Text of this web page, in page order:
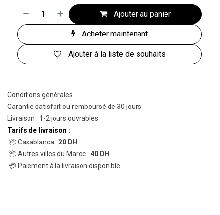
Ajouter au panier
Acheter maintenant
Ajouter à la liste de souhaits
Conditions générales
Garantie satisfait ou remboursé de 30 jours
Livraison : 1-2 jours ouvrables
Tarifs de livraison :
📦 Casablanca : 20 DH
📦 Autres villes du Maroc : 40 DH
💳 Paiement à la livraison disponible